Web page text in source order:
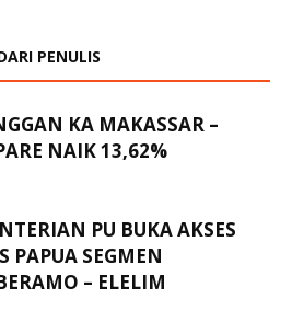
PENULIS
KA MAKASSAR –
NAIK 13,62%
PU BUKA AKSES
PAPUA SEGMEN
– ELELIM